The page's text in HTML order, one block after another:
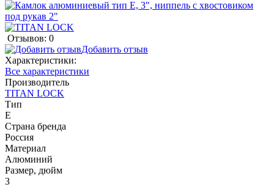
Отзывов: 0
Добавить отзыв
Характеристики:
Все характеристики
Производитель
TITAN LOCK
Тип
E
Страна бренда
Россия
Материал
Алюминий
Размер, дюйм
3